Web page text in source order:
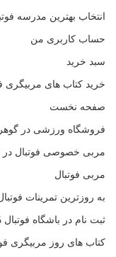
انتخاب بهترین مدرسه
حساب کاربری من
سبد خرید
خرید کتاب های مربیگری
صفحه نخست
فروشگاه ورزشی در
مربی خصوصی فوتبال در
مربی فوتبال
به روزترین تمرینات
ثبت نام در باشگاه
کتاب های روز مربیگری